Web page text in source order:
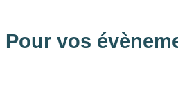
Pour vos